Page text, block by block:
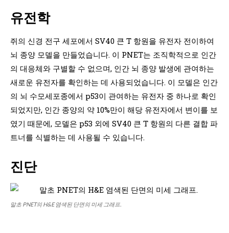
유전학
쥐의 신경 전구 세포에서 SV40 큰 T 항원을 유전자 전이하여
뇌 종양 모델을 만들었습니다. 이 PNET는 조직학적으로 인간
의 대응체와 구별할 수 없으며, 인간 뇌 종양 발생에 관여하는
새로운 유전자를 확인하는 데 사용되었습니다. 이 모델은 인간
의 뇌 수모세포종에서 p53이 관여하는 유전자 중 하나로 확인
되었지만, 인간 종양의 약 10%만이 해당 유전자에서 변이를 보
였기 때문에, 모델은 p53 외에 SV40 큰 T 항원의 다른 결합 파
트너를 식별하는 데 사용될 수 있습니다.
진단
말초 PNET의 H&E 염색된 단면의 미세 그래프.